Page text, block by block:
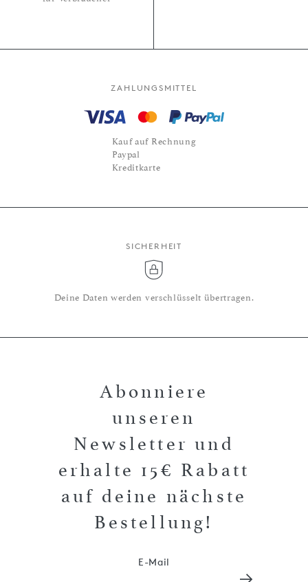
ZAHLUNGSMITTEL
Kauf auf Rechnung
Paypal
Kreditkarte
SICHERHEIT
Deine Daten werden verschlüsselt übertragen.
Abonniere
unseren
Newsletter und
erhalte 15€ Rabatt
auf deine nächste
Bestellung!
E-Mail